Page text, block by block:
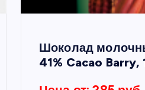
Шоколад
41% Cacao Barry,